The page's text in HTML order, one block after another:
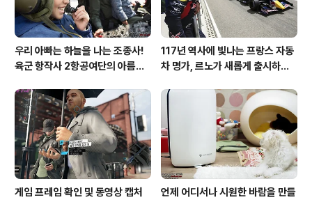
우리 아빠는 하늘을 나는 조종사!
육군 항작사 2항공여단의 아름다
117년 역사에 빛나는 프랑스 자동
차 명가, 르노가 새롭게 출시하는
게임 프레임 확인 및 동영상 캡처
언제 어디서나 시원한 바람을 만들